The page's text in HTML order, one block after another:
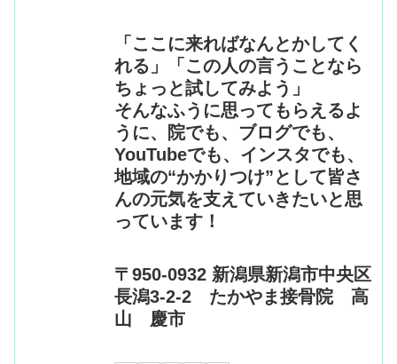
「ここに来ればなんとかしてく
れる」「この人の言うことなら
ちょっと試してみよう」
そんなふうに思ってもらえるよ
うに、院でも、ブログでも、
YouTubeでも、インスタでも、
地域の“かかりつけ”として皆さ
んの元気を支えていきたいと思
っています！
〒950-0932 新潟県新潟市中央区
長潟3-2-2 たかやま接骨院 高
山 慶市